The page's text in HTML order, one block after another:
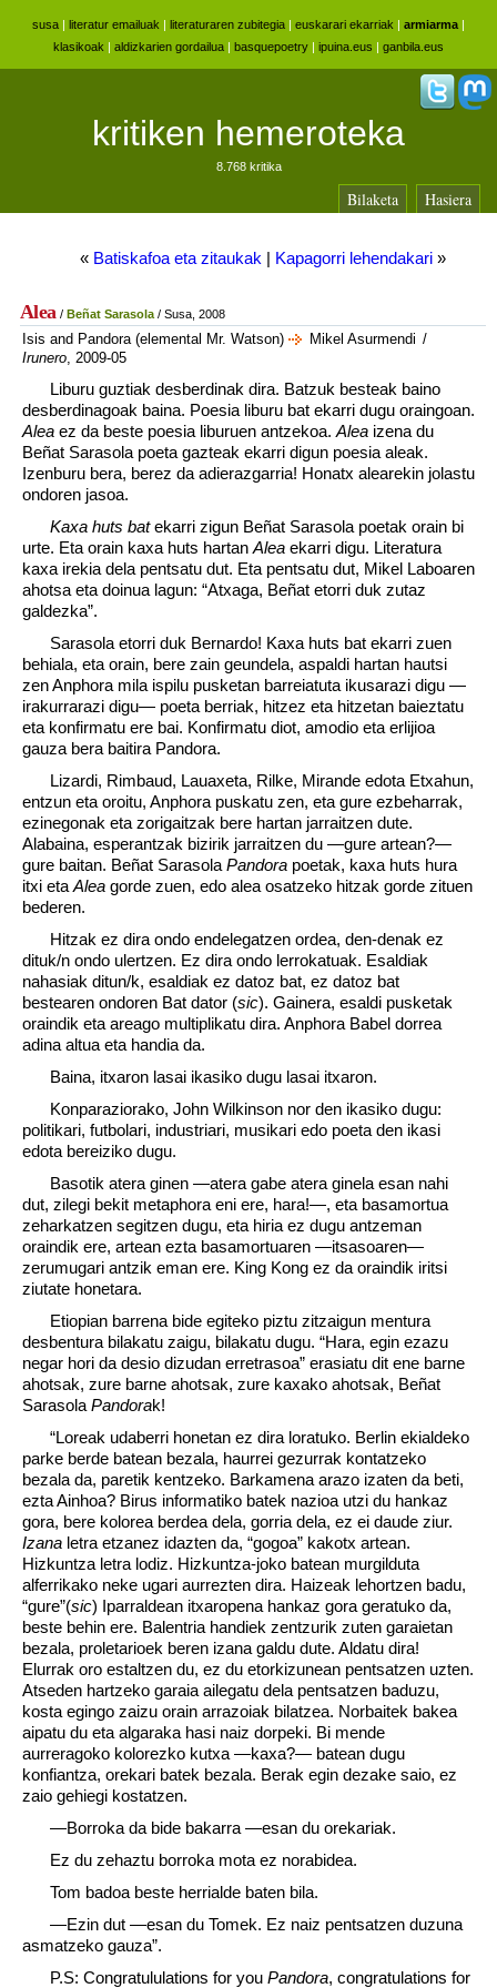
susa | literatur emailuak | literaturaren zubitegia | euskarari ekarriak | armiarma |
klasikoak | aldizkarien gordailua | basquepoetry | ipuina.eus | ganbila.eus
kritiken hemeroteka
8.768 kritika
Bilaketa Hasiera
« Batiskafoa eta zitaukak | Kapagorri lehendakari»
Alea/ Beñat Sarasola/ Susa, 2008
Isis and Pandora (elemental Mr. Watson) Mikel Asurmendi /
Irunero, 2009-05
Liburu guztiak desberdinak dira. Batzuk besteak baino
desberdinagoak baina. Poesia liburu bat ekarri dugu oraingoan.
Alea ez da beste poesia liburuen antzekoa.Alea izena du
Beñat Sarasola poeta gazteak ekarri digun poesia aleak.
Izenburu bera, berez da adierazgarria! Honatx alearekin jolastu
ondoren jasoa.
Kaxa huts batekarri zigun Beñat Sarasola poetak orain bi
urte. Eta orain kaxa huts hartanAlea ekarri digu. Literatura
kaxa irekia dela pentsatu dut. Eta pentsatu dut, Mikel Laboaren
ahotsa eta doinua lagun: “Atxaga, Beñat etorri duk zutaz
galdezka”.
Sarasola etorri duk Bernardo! Kaxa huts bat ekarri zuen
behiala, eta orain, bere zain geundela, aspaldi hartan hautsi
zen Anphora mila ispilu pusketan barreiatuta ikusarazi digu —
irakurrarazi digu— poeta berriak, hitzez eta hitzetan baieztatu
eta konfirmatu ere bai. Konfirmatu diot, amodio eta erlijioa
gauza bera baitira Pandora.
Lizardi, Rimbaud, Lauaxeta, Rilke, Mirande edota Etxahun,
entzun eta oroitu, Anphora puskatu zen, eta gure ezbeharrak,
ezinegonak eta zorigaitzak bere hartan jarraitzen dute.
Alabaina, esperantzak bizirik jarraitzen du —gure artean?—
gure baitan. Beñat SarasolaPandora poetak, kaxa huts hura
itxi etaAlea gorde zuen, edo alea osatzeko hitzak gorde zituen
bederen.
Hitzak ez dira ondo endelegatzen ordea, den-denak ez
dituk/n ondo ulertzen. Ez dira ondo lerrokatuak. Esaldiak
nahasiak ditun/k, esaldiak ez datoz bat, ez datoz bat
bestearen ondoren Bat dator (sic). Gainera, esaldi pusketak
oraindik eta areago multiplikatu dira. Anphora Babel dorrea
adina altua eta handia da.
Baina, itxaron lasai ikasiko dugu lasai itxaron.
Konparaziorako, John Wilkinson nor den ikasiko dugu:
politikari, futbolari, industriari, musikari edo poeta den ikasi
edota bereiziko dugu.
Basotik atera ginen —atera gabe atera ginela esan nahi
dut, zilegi bekit metaphora eni ere, hara!—, eta basamortua
zeharkatzen segitzen dugu, eta hiria ez dugu antzeman
oraindik ere, artean ezta basamortuaren —itsasoaren—
zerumugari antzik eman ere. King Kong ez da oraindik iritsi
ziutate honetara.
Etiopian barrena bide egiteko piztu zitzaigun mentura
desbentura bilakatu zaigu, bilakatu dugu. “Hara, egin ezazu
negar hori da desio dizudan erretrasoa” erasiatu dit ene barne
ahotsak, zure barne ahotsak, zure kaxako ahotsak, Beñat
SarasolaPandorak!
“Loreak udaberri honetan ez dira loratuko. Berlin ekialdeko
parke berde batean bezala, haurrei gezurrak kontatzeko
bezala da, paretik kentzeko. Barkamena arazo izaten da beti,
ezta Ainhoa? Birus informatiko batek nazioa utzi du hankaz
gora, bere kolorea berdea dela, gorria dela, ez ei daude ziur.
Izana letra etzanez idazten da, “gogoa” kakotx artean.
Hizkuntza letra lodiz. Hizkuntza-joko batean murgilduta
alferrikako neke ugari aurrezten dira. Haizeak lehortzen badu,
“gure”(sic) Iparraldean itxaropena hankaz gora geratuko da,
beste behin ere. Balentria handiek zentzurik zuten garaietan
bezala, proletarioek beren izana galdu dute. Aldatu dira!
Elurrak oro estaltzen du, ez du etorkizunean pentsatzen uzten.
Atseden hartzeko garaia ailegatu dela pentsatzen baduzu,
kosta egingo zaizu orain arrazoiak bilatzea. Norbaitek bakea
aipatu du eta algaraka hasi naiz dorpeki. Bi mende
aurreragoko kolorezko kutxa —kaxa?— batean dugu
konfiantza, orekari batek bezala. Berak egin dezake saio, ez
zaio gehiegi kostatzen.
—Borroka da bide bakarra —esan du orekariak.
Ez du zehaztu borroka mota ez norabidea.
Tom badoa beste herrialde baten bila.
—Ezin dut —esan du Tomek. Ez naiz pentsatzen duzuna
asmatzeko gauza”.
P.S: Congratululations for you Pandora, congratulations for